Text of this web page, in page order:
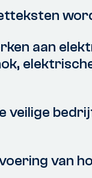
aan
veilige
van